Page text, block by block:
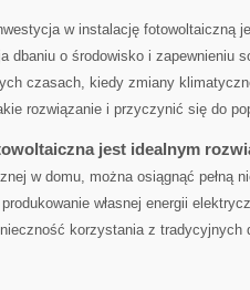
w instalację fotowoltaiczną
dbaniu o środowisko i zapewnieniu
czasach, kiedy zmiany
rozwiązanie i ​przyczynić się do
‌jest idealnym
‌w domu, ​można osiągnąć pełną
własnej energii
korzystania z tradycyjnych